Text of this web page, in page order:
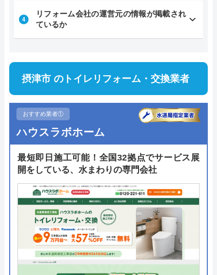
リフォーム会社の運営元の情報が掲載され
ているか
摂津市 のトイレリフォーム・交換業者
おすすめ業者①
ハウスラボホーム
最短即日施工可能！全国32拠点でサービス展
開をしている、水まわりの専門会社